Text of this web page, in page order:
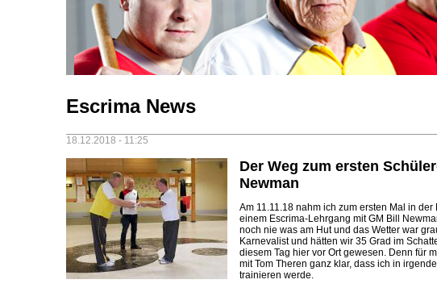
Escrima News
18.12.2018 - 11:25
Der Weg zum ersten
Newman
Am 11.11.18 nahm ich zum ersten Mal in der
einem Escrima-Lehrgang mit GM Bill
noch nie was am Hut und das Wetter war
Karnevalist und hätten wir 35 Grad im
diesem Tag hier vor Ort gewesen. Denn für
mit Tom Theren ganz klar, dass ich in
trainieren werde.